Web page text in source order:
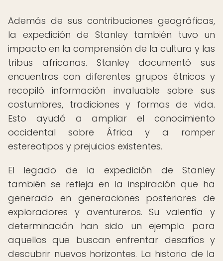
Además de sus contribuciones geográficas,
la expedición de Stanley también tuvo un
impacto en la comprensión de la cultura y las
tribus africanas. Stanley documentó sus
encuentros con diferentes grupos étnicos y
recopiló información invaluable sobre sus
costumbres, tradiciones y formas de vida.
Esto ayudó a ampliar el conocimiento
occidental sobre África y a romper
estereotipos y prejuicios existentes.
El legado de la expedición de Stanley
también se refleja en la inspiración que ha
generado en generaciones posteriores de
exploradores y aventureros. Su valentía y
determinación han sido un ejemplo para
aquellos que buscan enfrentar desafíos y
descubrir nuevos horizontes. La historia de la